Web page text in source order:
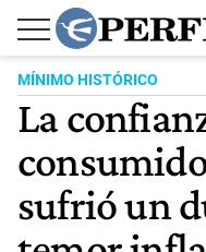
MÍNIMO HISTÓRICO
La
sufrió un